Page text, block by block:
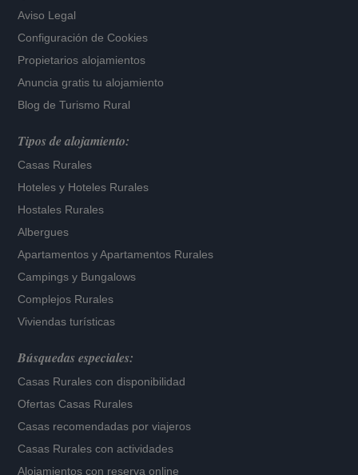
Aviso Legal
Configuración de Cookies
Propietarios alojamientos
Anuncia gratis tu alojamiento
Blog de Turismo Rural
Tipos de alojamiento:
Casas Rurales
Hoteles y Hoteles Rurales
Hostales Rurales
Albergues
Apartamentos yApartamentos Rurales
Campings y Bungalows
Complejos Rurales
Viviendas turísticas
Búsquedas especiales:
Casas Rurales con disponibilidad
Ofertas Casas Rurales
Casas recomendadas por viajeros
Casas Rurales con actividades
Alojamientos con reserva online